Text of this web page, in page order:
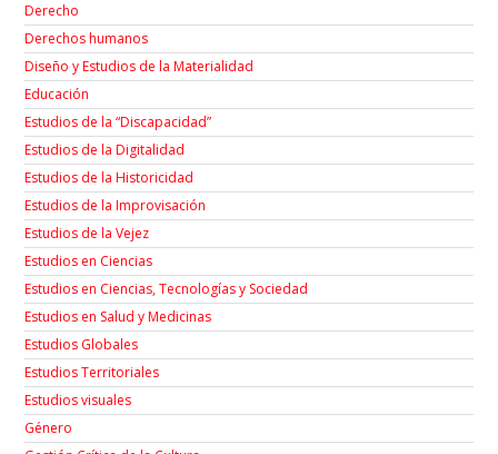
Derecho
Derechos humanos
Diseño y Estudios de la Materialidad
Educación
Estudios de la “Discapacidad”
Estudios de la Digitalidad
Estudios de la Historicidad
Estudios de la Improvisación
Estudios de la Vejez
Estudios en Ciencias
Estudios en Ciencias, Tecnologías y Sociedad
Estudios en Salud y Medicinas
Estudios Globales
Estudios Territoriales
Estudios visuales
Género